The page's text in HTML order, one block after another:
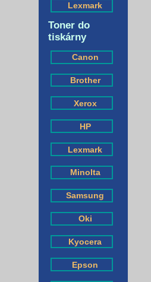
Lexmark
Toner do
tiskárny
Canon
Brother
Xerox
HP
Lexmark
Minolta
Samsung
Oki
Kyocera
Epson